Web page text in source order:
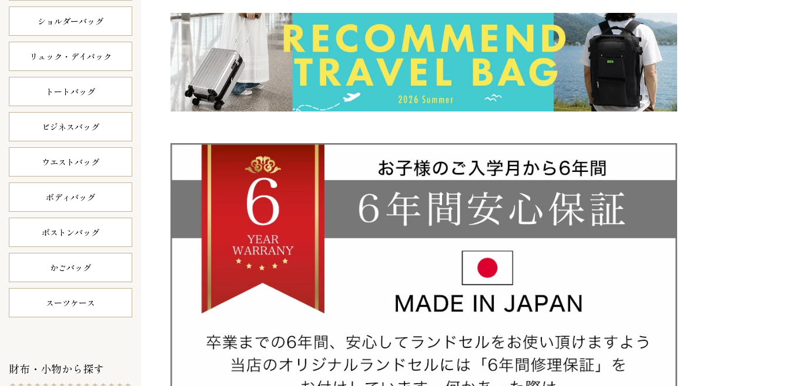
ショルダーバッグ
リュック・ デイパック
トートバッグ
ビジネスバッグ
ウエストバッグ
ボディバッグ
ボストンバッグ
かごバッグ
スーツケース
財布・小物から探す